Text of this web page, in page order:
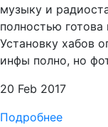
музыку и
полностью
Установку хабов
инфы полно, но
20 Feb 2017
Подробнее